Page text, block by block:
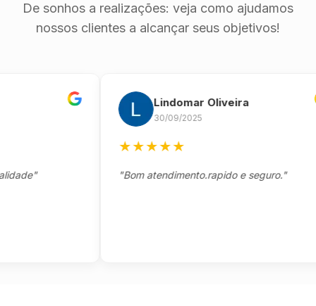
De sonhos a realizações: veja como ajudamos
nossos clientes a alcançar seus objetivos!
Lindomar Oliveira
30/09/2025
★★★
"Bom atendimento.rapido e seguro."